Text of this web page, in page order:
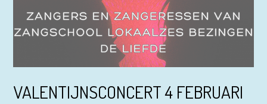
VALENTIJNSCONCERT 4 FEBRUARI